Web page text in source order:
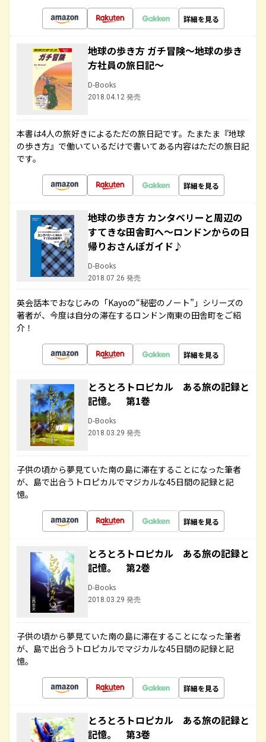
詳細を見る
地球の歩き方 ガチ冒険～地球の歩き
方社員の旅日記～
D-Books
2018.04.12 発売
本書は4人の旅好きによるただの旅日記です。たまたま『地球
の歩き方』で働いているだけで書いてある内容はただの旅日記
です。
詳細を見る
地球の歩き方 カンタベリーと周辺の
すてきな田舎町へ～ロンドンからの日
帰りおさんぽガイド♪
D-Books
2018.07.26 発売
英会話本でおなじみの「Kayoの“秘密のノート”」シリーズの
著者が、今度は自分の滞在するロンドン南東の田舎町をご紹
介！
詳細を見る
とろとろトロピカル ある旅の記録と
記憶。 第1巻
D-Books
2018.03.29 発売
子供の頃から夢見ていた南の島に滞在することになった筆者
が、島で出合うトロピカルでマジカルな45日間の記録と記
憶。
詳細を見る
とろとろトロピカル ある旅の記録と
記憶。 第2巻
D-Books
2018.03.29 発売
子供の頃から夢見ていた南の島に滞在することになった筆者
が、島で出合うトロピカルでマジカルな45日間の記録と記
憶。
詳細を見る
とろとろトロピカル ある旅の記録と
記憶。 第3巻